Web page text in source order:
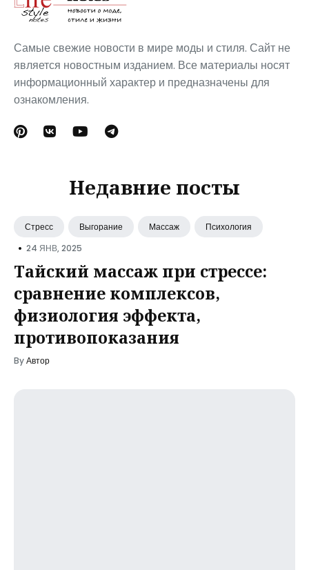
Самые свежие новости в мире моды и стиля. Сайт не
является новостным изданием. Все материалы носят
информационный характер и предназначены для
ознакомления.
Недавние посты
Стресс Выгорание Массаж Психология
• 24 ЯНВ, 2025
Тайский массаж при стрессе:
сравнение комплексов,
физиология эффекта,
противопоказания
ByАвтор